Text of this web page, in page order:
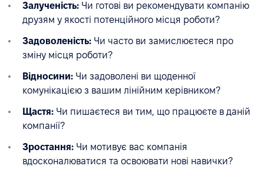
Залученість: Чи готові ви рекомендувати компанію
друзям у якості потенційного місця роботи?
Задоволеність: Чи часто ви замислюєтеся про
зміну місця роботи?
Відносини: Чи задоволені ви щоденної
комунікацією з вашим лінійним керівником?
Щастя: Чи пишаєтеся ви тим, що працюєте в даній
компанії?
Зростання: Чи мотивує вас компанія
вдосконалюватися та освоювати нові навички?